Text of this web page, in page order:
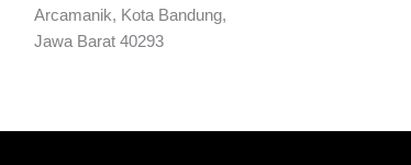
Arcamanik, Kota Bandung,
Jawa Barat 40293